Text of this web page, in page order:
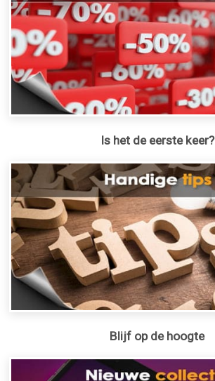
Is het de eerste keer?
Blijf op de hoogte